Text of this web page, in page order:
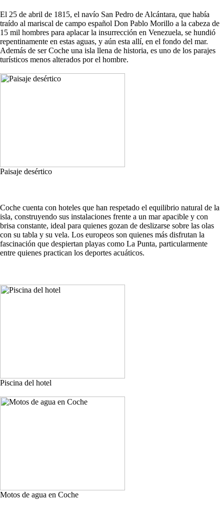
El 25 de abril de 1815, el navío San Pedro de Alcántara, que había
traído al mariscal de campo español Don Pablo Morillo a la cabeza de
15 mil hombres para aplacar la insurrección en Venezuela, se hundió
repentinamente en estas aguas, y aún esta allí, en el fondo del mar.
Además de ser Coche una isla llena de historia, es uno de los parajes
turísticos menos alterados por el hombre.
Paisaje desértico
Coche cuenta con hoteles que han respetado el equilibrio natural de la
isla, construyendo sus instalaciones frente a un mar apacible y con
brisa constante, ideal para quienes gozan de deslizarse sobre las olas
con su tabla y su vela. Los europeos son quienes más disfrutan la
fascinación que despiertan playas como La Punta, particularmente
entre quienes practican los deportes acuáticos.
Piscina del hotel
Motos de agua en Coche